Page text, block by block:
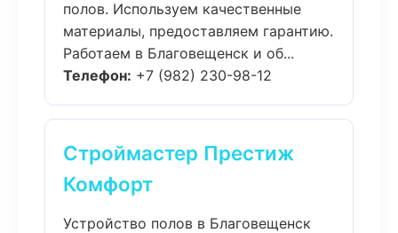
полов. Используем качественные
материалы, предоставляем гарантию.
Работаем в Благовещенск и об...
Телефон: +7 (982) 230-98-12
Строймастер Престиж
Комфорт
Устройство полов в Благовещенск